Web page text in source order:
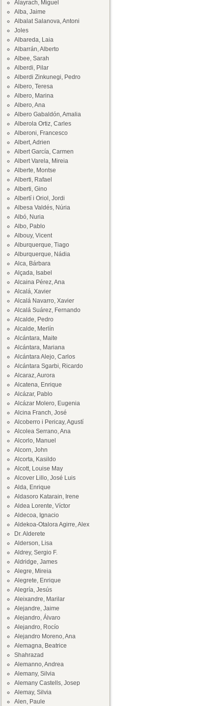
Alayrach, Miguel
Alba, Jaime
Albalat Salanova, Antoni
Joles
Albareda, Laia
Albarrán, Alberto
Albee, Sarah
Alberdi, Pilar
Alberdi Zinkunegi, Pedro
Albero, Teresa
Albero, Marina
Albero, Ana
Albero Gabaldón, Amalia
Alberola Ortiz, Carles
Alberoni, Francesco
Albert, Adrien
Albert García, Carmen
Albert Varela, Mireia
Alberte, Montse
Alberti, Rafael
Alberti, Gino
Albertí i Oriol, Jordi
Albesa Valdés, Núria
Albó, Nuria
Albo, Pablo
Albouy, Vicent
Alburquerque, Tiago
Alburquerque, Nádia
Alca, Bárbara
Alçada, Isabel
Alcaina Pérez, Ana
Alcalá, Xavier
Alcalá Navarro, Xavier
Alcalá Suárez, Fernando
Alcalde, Pedro
Alcalde, Merlín
Alcántara, Maite
Alcántara, Mariana
Alcántara Alejo, Carlos
Alcántara Sgarbi, Ricardo
Alcaraz, Aurora
Alcatena, Enrique
Alcázar, Pablo
Alcázar Molero, Eugenia
Alcina Franch, José
Alcoberro i Pericay, Agustí
Alcolea Serrano, Ana
Alcorlo, Manuel
Alcorn, John
Alcorta, Kasildo
Alcott, Louise May
Alcover Lillo, José Luis
Alda, Enrique
Aldasoro Katarain, Irene
Aldea Lorente, Víctor
Aldecoa, Ignacio
Aldekoa-Otalora Agirre, Alex
Dr. Alderete
Alderson, Lisa
Aldrey, Sergio F.
Aldridge, James
Alegre, Mireia
Alegrete, Enrique
Alegría, Jesús
Aleixandre, Marilar
Alejandre, Jaime
Alejandro, Álvaro
Alejandro, Rocío
Alejandro Moreno, Ana
Alemagna, Beatrice
Shahrazad
Alemanno, Andrea
Alemany, Silvia
Alemany Castells, Josep
Alemay, Silvia
Alen, Paule